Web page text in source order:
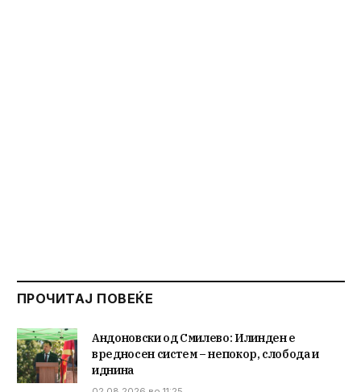
ПРОЧИТАЈ ПОВЕЌЕ
Андоновски од Смилево: Илинден е
вредносен систем – непокор, слобода и
иднина